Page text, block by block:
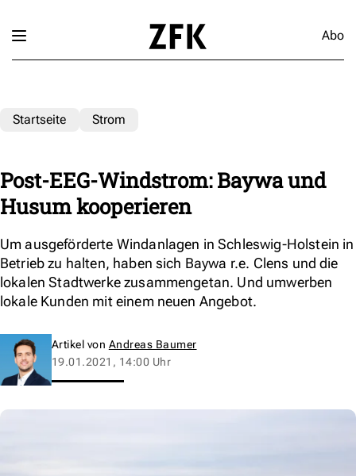
Abo
Startseite Strom
Post-EEG-Windstrom: Baywa und
Husum kooperieren
Um ausgeförderte Windanlagen in Schleswig-Holstein in
Betrieb zu halten, haben sich Baywa r.e. Clens und die
lokalen Stadtwerke zusammengetan. Und umwerben
lokale Kunden mit einem neuen Angebot.
Artikel von Andreas Baumer
19.01.2021, 14:00 Uhr